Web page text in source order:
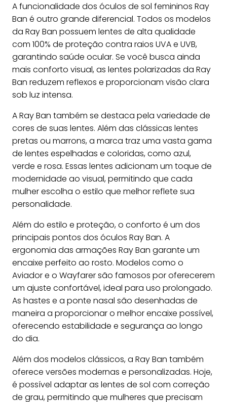
A funcionalidade dos óculos de sol femininos Ray
Ban é outro grande diferencial. Todos os modelos
da Ray Ban possuem lentes de alta qualidade
com 100% de proteção contra raios UVA e UVB,
garantindo saúde ocular. Se você busca ainda
mais conforto visual, as lentes polarizadas da Ray
Ban reduzem reflexos e proporcionam visão clara
sob luz intensa.
A Ray Ban também se destaca pela variedade de
cores de suas lentes. Além das clássicas lentes
pretas ou marrons, a marca traz uma vasta gama
de lentes espelhadas e coloridas, como azul,
verde e rosa. Essas lentes adicionam um toque de
modernidade ao visual, permitindo que cada
mulher escolha o estilo que melhor reflete sua
personalidade.
Além do estilo e proteção, o conforto é um dos
principais pontos dos óculos Ray Ban. A
ergonomia das armações Ray Ban garante um
encaixe perfeito ao rosto. Modelos como o
Aviador e o Wayfarer são famosos por oferecerem
um ajuste confortável, ideal para uso prolongado.
As hastes e a ponte nasal são desenhadas de
maneira a proporcionar o melhor encaixe possível,
oferecendo estabilidade e segurança ao longo
do dia.
Além dos modelos clássicos, a Ray Ban também
oferece versões modernas e personalizadas. Hoje,
é possível adaptar as lentes de sol com correção
de grau, permitindo que mulheres que precisam